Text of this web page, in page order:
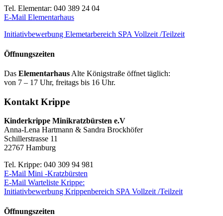
Tel. Elementar: 040 389 24 04
E-Mail Elementarhaus
Initiativbewerbung Elemetarbereich SPA Vollzeit /Teilzeit
Öffnungszeiten
Das Elementarhaus Alte Königstraße öffnet täglich:
von 7 – 17 Uhr, freitags bis 16 Uhr.
Kontakt Krippe
Kinderkrippe Minikratzbürsten e.V
Anna-Lena Hartmann & Sandra Brockhöfer
Schillerstrasse 11
22767 Hamburg
Tel. Krippe: 040 309 94 981
E-Mail Mini -Kratzbürsten
E-Mail Warteliste Krippe:
Initiativbewerbung Krippenbereich SPA Vollzeit /Teilzeit
Öffnungszeiten